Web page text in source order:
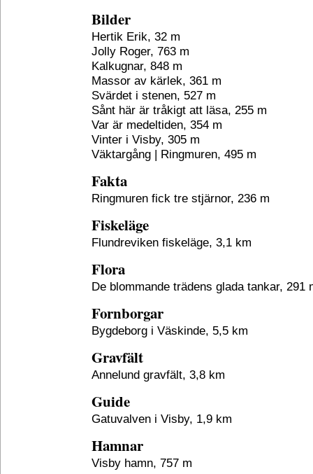
Bilder
Hertik Erik, 32 m
Jolly Roger, 763 m
Kalkugnar, 848 m
Massor av kärlek, 361 m
Svärdet i stenen, 527 m
Sånt här är tråkigt att läsa, 255 m
Var är medeltiden, 354 m
Vinter i Visby, 305 m
Väktargång | Ringmuren, 495 m
Fakta
Ringmuren fick tre stjärnor, 236 m
Fiskeläge
Flundreviken fiskeläge, 3,1 km
Flora
De blommande trädens glada tankar, 291
Fornborgar
Bygdeborg i Väskinde, 5,5 km
Gravfält
Annelund gravfält, 3,8 km
Guide
Gatuvalven i Visby, 1,9 km
Hamnar
Visby hamn, 757 m